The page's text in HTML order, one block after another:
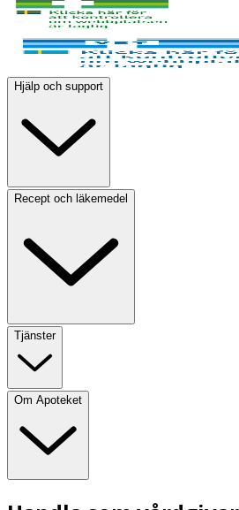
Hjälp och support
Recept och läkemedel
Tjänster
Om Apoteket